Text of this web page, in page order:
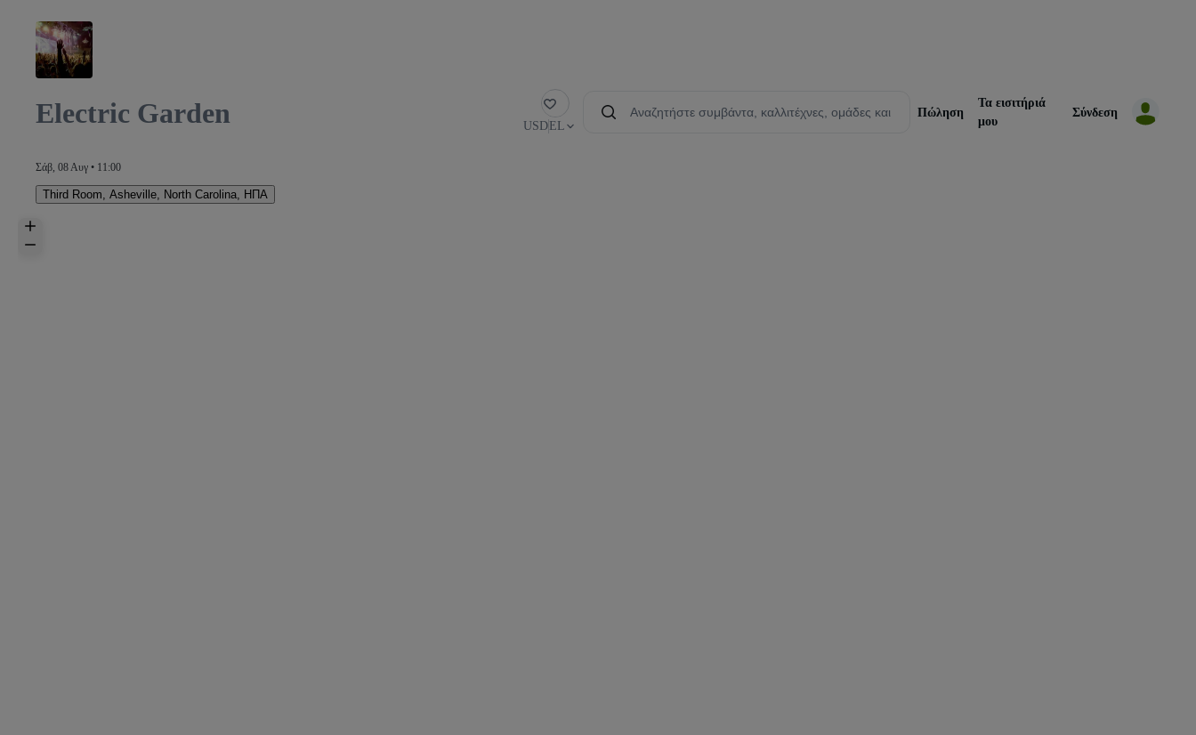
Electric Garden
Σάβ, 08 Αυγ • 11:00
Third Room Asheville, North Carolina, ΗΠΑ
USD EL
Πώληση
Τα εισιτήριά
μου
Σύνδεση